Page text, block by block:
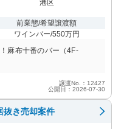
港区
前業態/希望譲渡額
ワインバー/550万円
麻布十番のバー（4F-
譲渡No.：12427
公開日：2026-07-30
抜き売却案件